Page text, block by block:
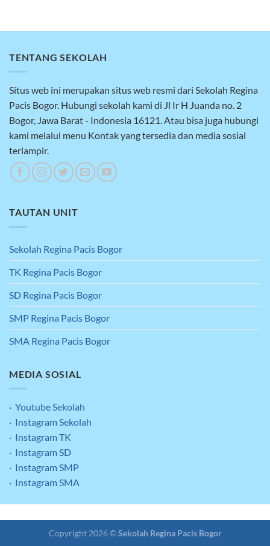
TENTANG SEKOLAH
Situs web ini merupakan situs web resmi dari Sekolah Regina
Pacis Bogor. Hubungi sekolah kami di Jl Ir H Juanda no. 2
Bogor, Jawa Barat - Indonesia 16121. Atau bisa juga hubungi
kami melalui menu Kontak yang tersedia dan media sosial
terlampir.
TAUTAN UNIT
Sekolah Regina Pacis Bogor
TK Regina Pacis Bogor
SD Regina Pacis Bogor
SMP Regina Pacis Bogor
SMA Regina Pacis Bogor
MEDIA SOSIAL
· Youtube Sekolah
· Instagram Sekolah
· Instagram TK
· Instagram SD
· Instagram SMP
· Instagram SMA
Copyright 2026 ©Sekolah Regina Pacis Bogor